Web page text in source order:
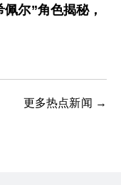
尔”角色揭秘，
更多热点新闻 →